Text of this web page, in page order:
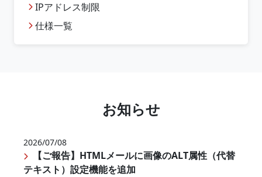
IPアドレス制限
仕様一覧
お知らせ
2026/07/08
【ご報告】HTMLメールに画像のALT属性（代替
テキスト）設定機能を追加